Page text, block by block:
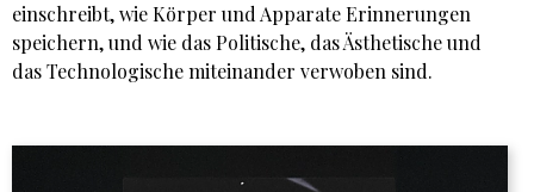
einschreibt, wie Körper und Apparate Erinnerungen
speichern, und wie das Politische, das Ästhetische und
das Technologische miteinander verwoben sind.